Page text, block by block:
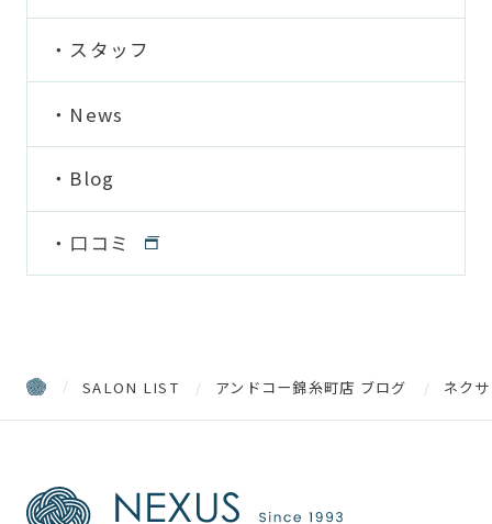
スタッフ
News
Blog
口コミ
SALON LIST アンドコー錦糸町店 ブログ ネク